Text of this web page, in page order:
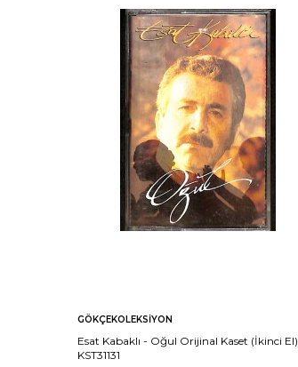
GÖKÇEKOLEKSIYON
Esat Kabaklı - Oğul Orijinal Kaset (İkinci El)
KST31131